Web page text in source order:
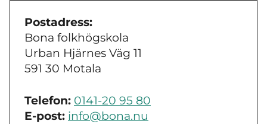
Postadress:
Bona folkhögskola
Urban Hjärnes Väg 11
591 30 Motala
Telefon: 0141-20 95 80
E-post: info@bona.nu